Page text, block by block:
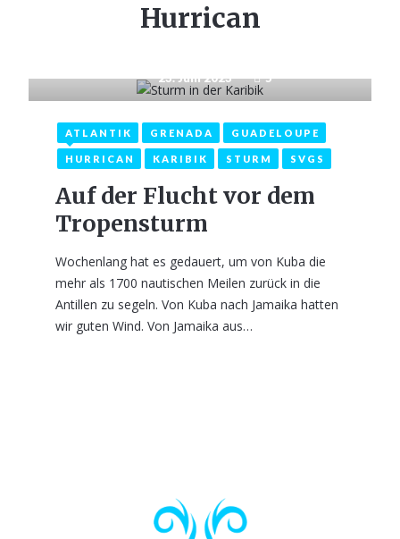
Hurrican
23. Juni 2023 5
ATLANTIK GRENADA GUADELOUPE
HURRICAN KARIBIK STURM SVGS
Auf der Flucht vor dem
Tropensturm
Wochenlang hat es gedauert, um von Kuba die
mehr als 1700 nautischen Meilen zurück in die
Antillen zu segeln. Von Kuba nach Jamaika hatten
wir guten Wind. Von Jamaika aus…